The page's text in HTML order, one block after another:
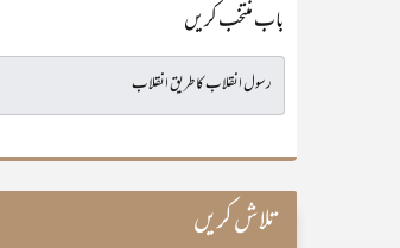
باب منتخب کریں
تلاش کریں